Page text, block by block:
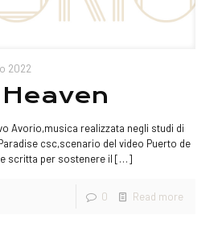
2022
Avorio,musica realizzata negli studi di
csc,scenario del video Puerto de
scritta per sostenere il […]
0 Read more